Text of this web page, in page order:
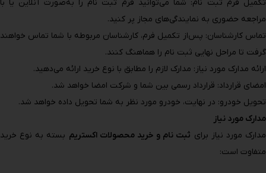
تکمیل فرم ثبت نام: شما می‌توانید فرم ثبت نام را به‌صورت آنلاین یا با
مراجعه حضوری به نمایندگی‌های مجاز پر کنید.
تماس کارشناسان: پس‌از تکمیل فرم، کارشناسان مربوطه با شما تماس خواهند
گرفت تا مراحل نهایی ثبت نام را هماهنگ کنند.
ارائه مدارک مورد نیاز: مدارک لازم را مطابق با نوع خرید ارائه می‌دهید.
امضای قرارداد: قرارداد رسمی بین شما و شرکت امضا خواهد شد.
تحویل خودرو: در نهایت، خودرو مورد نظر به شما تحویل داده خواهد شد.
مدارک مورد نیاز
مدارک مورد نیاز برای ثبت نام و خرید محصولات اکستریم بسته به نوع خرید
متفاوت است: